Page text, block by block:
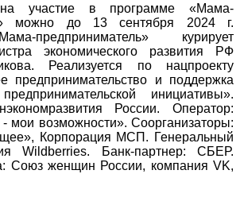
участие в программе «Мама-
можно до 13 сентября 2024 г.
предприниматель» курирует
экономического развития РФ
Реализуется по нацпроекту
предпринимательство и поддержка
инициативы».
России. Оператор:
мои возможности». Соорганизаторы:
Корпорация МСП. Генеральный
Wildberries. Банк-партнер: СБЕР.
Союз женщин России, компания VK,